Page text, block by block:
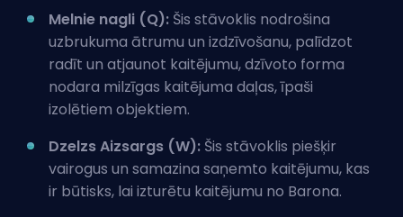
Melnie nagli (Q): Šis stāvoklis nodrošina
uzbrukuma ātrumu un izdzīvošanu, palīdzot
radīt un atjaunot kaitējumu, dzīvoto forma
nodara milzīgas kaitējuma daļas, īpaši
izolētiem objektiem.
Dzelzs Aizsargs (W): Šis stāvoklis piešķir
vairogus un samazina saņemto kaitējumu, kas
ir būtisks, lai izturētu kaitējumu no Barona.